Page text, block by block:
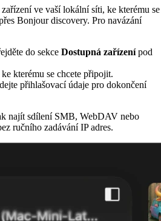
ve vaší lokální síti, ke kterému se
Bonjour discovery. Pro navázání
do sekce Dostupná zařízenípod
kterému se chcete připojit.
přihlašovací údaje pro dokončení
najít sdílení SMB, WebDAV nebo
ručního zadávání IP adres.